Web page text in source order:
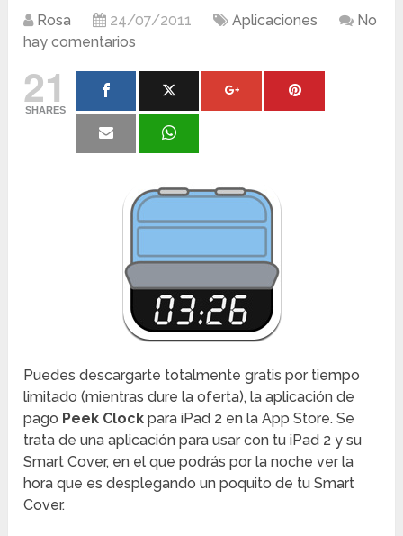
Rosa 24/07/2011 Aplicaciones
No
hay comentarios
21
SHARES
Puedes descargarte totalmente gratis por tiempo
limitado (mientras dure la oferta), la aplicación de
pago Peek Clock para iPad 2 en la App Store. Se
trata de una aplicación para usar con tu iPad 2 y su
Smart Cover, en el que podrás por la noche ver la
hora que es desplegando un poquito de tu Smart
Cover.